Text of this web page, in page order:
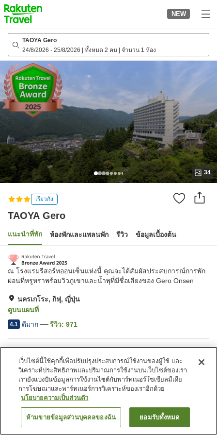
to
top
page
NEW
TAOYA Gero
24/8/2026 - 25/8/2026 ทั้งหมด 2 คน จำนวน 1 ห้อง
34
เรียวกัง
TAOYA Gero
แนะนำที่พัก ห้องพักและแพลนพัก รีวิว ข้อมูลเบื้องต้น
ณ โรงแรมรีสอร์ทออนเซ็นแห่งนี้ คุณจะได้สัมผัสประสบการณ์การพัก
ผ่อนที่หรูหราพร้อมวิวภูเขาและน้ำพุที่มีชื่อเสียงของ Gero Onsen
นครเกโระ, กิฟุ, ญี่ปุ่น
ดูบนแผนที่
4.1 ดีมาก รีวิว: 971
ที่จอดรถ
ตู้จำหน่ายอัตโนมัติ
ร้านค้า
ห้องอาบน้ำเปิดโล่ง (มีบ่อน้ำพุ
ร้อน)
ค้นหาห้องพัก
เว็บไซต์นี้ใช้คุกกี้เพื่อปรับปรุงประสบการณ์ใช้งานของผู้ใช้ และ
วิเคราะห์ประสิทธิภาพและปริมาณการใช้งานบนเว็บไซต์ของเรา
เรายังแบ่งปันข้อมูลการใช้งานไซต์กับพาร์ทเนอร์โซเชียลมีเดีย
การโฆษณาและพาร์ทเนอร์การวิเคราะห์ของเราอีกด้วย
นโยบายความเป็นส่วนตัว
ห้ามขายข้อมูลส่วนบุคคลของฉัน ยอมรับทั้งหมด